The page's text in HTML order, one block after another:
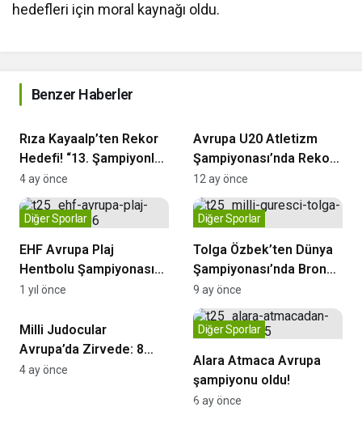
hedefleri için moral kaynağı oldu.
Benzer Haberler
Rıza Kayaalp’ten Rekor
Hedefi! “13. Şampiyonluk
İçin Minderdeyim”
4 ay önce
Avrupa U20 Atletizm
Şampiyonası’nda Rekor
Yağmuru – Türkiye 3
Madalya ile Döndü
12 ay önce
EHF Avrupa Plaj
Hentbolu Şampiyonası
Antalya’da Başladı A Milli
Diğer Sporlar
1 yıl önce
Tolga Özbek’ten Dünya
Şampiyonası’nda Bronz
Madalya
Diğer Sporlar
9 ay önce
Milli Judocular
Avrupa’da Zirvede: 8
Madalya ile Büyük Başar
Diğer Sporlar
4 ay önce
Alara Atmaca Avrupa
şampiyonu oldu!
Diğer Sporlar
6 ay önce